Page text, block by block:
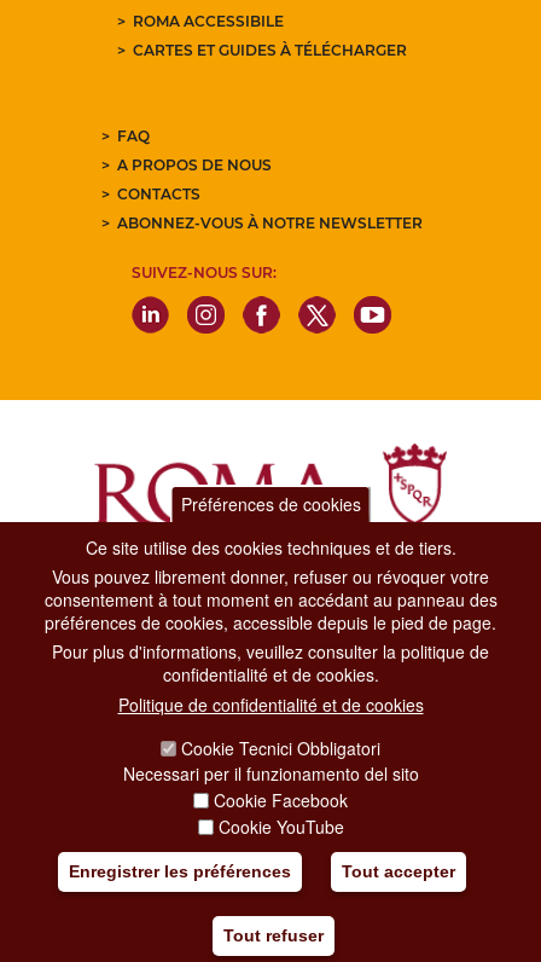
ROMA ACCESSIBILE
CARTES ET GUIDES À TÉLÉCHARGER
FAQ
A PROPOS DE NOUS
CONTACTS
ABONNEZ-VOUS À NOTRE NEWSLETTER
SUIVEZ-NOUS SUR:
Dipartimento Grandi Eventi, Sport, Turismo e Moda.
Via di San Basilio, 51
00187 Roma
CONTACT CENTER TEL. 06 06 08
CONTATTA LA REDAZIONE
SOCIAL MEDIA POLICY
COPYRIGHT
Préférences de cookies
Ce site utilise des cookies techniques et de tiers.
Vous pouvez librement donner, refuser ou révoquer votre
consentement à tout moment en accédant au panneau des
préférences de cookies, accessible depuis le pied de page.
Pour plus d'informations, veuillez consulter la politique de
confidentialité et de cookies.
Politique de confidentialité et de cookies
Cookie Tecnici Obbligatori
Necessari per il funzionamento del sito
Cookie Facebook
Cookie YouTube
Enregistrer les préférences Tout accepter
Tout refuser